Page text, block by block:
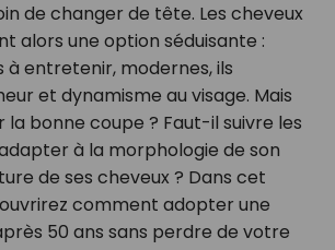
de changer de tête. Les cheveux
alors une option séduisante :
à entretenir, modernes, ils
et dynamisme au visage. Mais
bonne coupe ? Faut-il suivre les
à la morphologie de son
de ses cheveux ? Dans cet
comment adopter une
50 ans sans perdre de votre